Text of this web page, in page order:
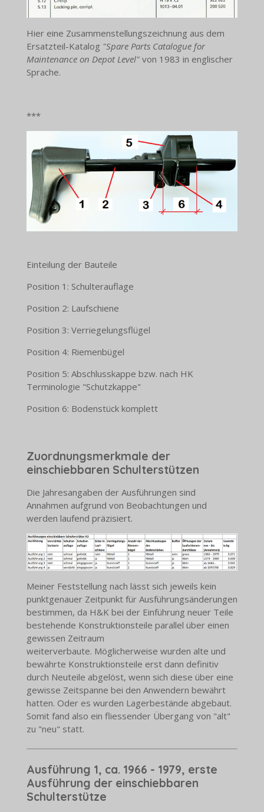
Hier eine Zusammenstellungszeichnung aus dem
Ersatzteil-Katalog "Spare Parts Catalogue for
Maintenance on Depot Level"von 1983 in englischer
Sprache.
***
Einteilung der Bauteile
Position 1: Schulterauflage
Position 2: Laufschiene
Position 3: Verriegelungsflügel
Position 4: Riemenbügel
Position 5: Abschlusskappe bzw. nach HK
Terminologie "Schutzkappe"
Position 6: Bodenstück komplett
Zuordnungsmerkmale der
einschiebbaren Schulterstützen
Die Jahresangaben der Ausführungen sind
Annahmen aufgrund von Beobachtungen und
werden laufend präzisiert.
Meiner Feststellung nach lässt sich jeweils kein
punktgenauer Zeitpunkt für Ausführungsänderungen
bestimmen, da H&K bei der Einführung neuer Teile
bestehende Konstruktionsteile parallel über einen
gewissen Zeitraum
weiterverbaute. Möglicherweise wurden alte und
bewährte Konstruktionsteile erst dann definitiv
durch Neuteile abgelöst, wenn sich diese über eine
gewisse Zeitspanne bei den Anwendern bewährt
hatten. Oder es wurden Lagerbestände abgebaut.
Somit fand also ein fliessender Übergang von "alt"
zu "neu" statt.
Ausführung 1, ca. 1966 - 1979, erste
Ausführung der einschiebbaren
Schulterstütze